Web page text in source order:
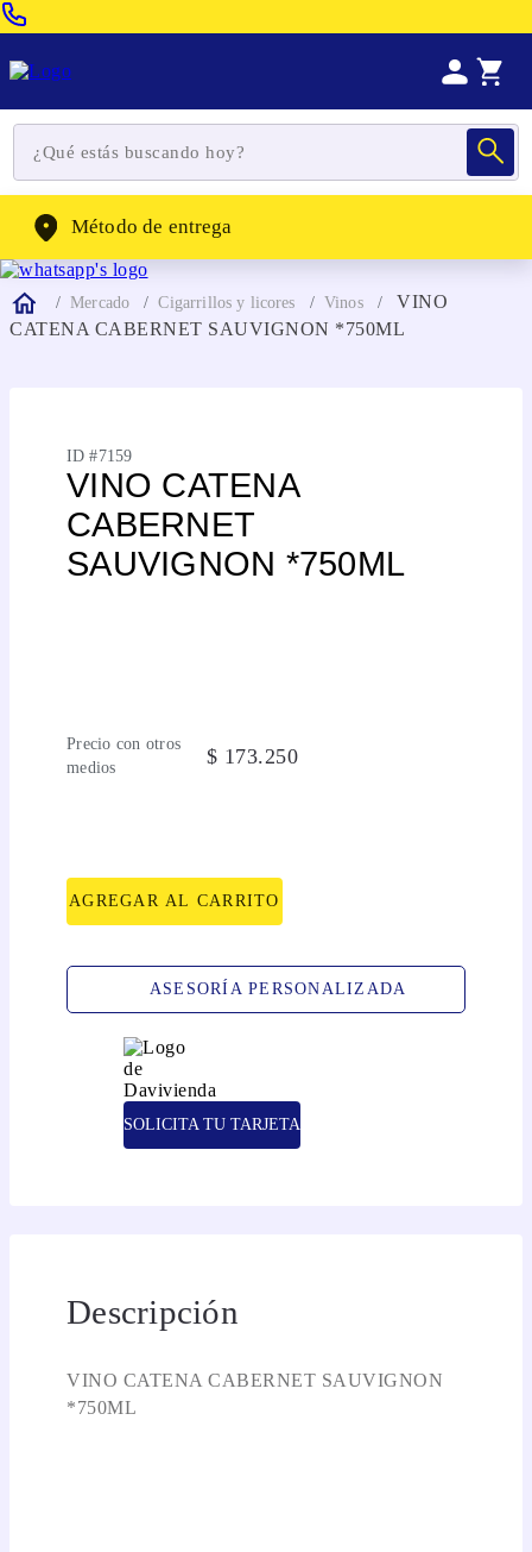
WhatsApp: (302) 262-4104
Método de entrega
Mercado Cigarrillos y licores Vinos
VINO
CATENA CABERNET SAUVIGNON *750ML
ID #7159
VINO CATENA
CABERNET
SAUVIGNON *750ML
Precio con otros
medios
$ 173.250
AGREGAR AL CARRITO
ASESORÍA PERSONALIZADA
SOLICITA TU TARJETA
Descripción
VINO CATENA CABERNET SAUVIGNON
*750ML